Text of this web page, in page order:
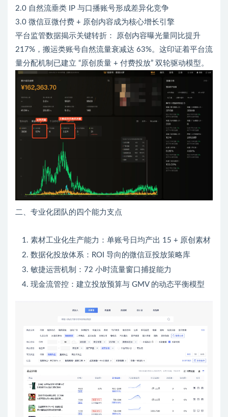
2.0 自然流垂类 IP 与口播账号形成差异化竞争
3.0 微信豆微付费 + 原创内容成为核心增长引擎
平台监管数据揭示关键转折： 原创内容曝光量同比提升
217%，搬运类账号自然流量衰减达 63%。这印证着平台流
量分配机制已建立 “原创质量 + 付费投放” 双轮驱动模型。
二、专业化团队的四个能力支点
素材工业化生产能力：单账号日均产出 15 + 原创素材
数据化投放体系：ROI 导向的微信豆投放策略库
敏捷运营机制：72 小时流量窗口捕捉能力
现金流管控：建立投放预算与 GMV 的动态平衡模型